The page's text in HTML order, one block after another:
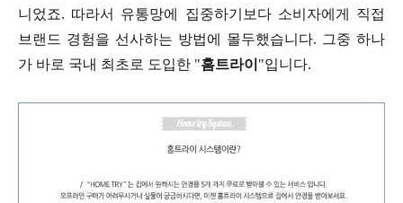
니었죠. 따라서 유통망에 집중하기보다 소비자에게 직접
브랜드 경험을 선사하는 방법에 몰두했습니다. 그중 하나
가 바로 국내 최초로 도입한 "홈트라이 "입니다.